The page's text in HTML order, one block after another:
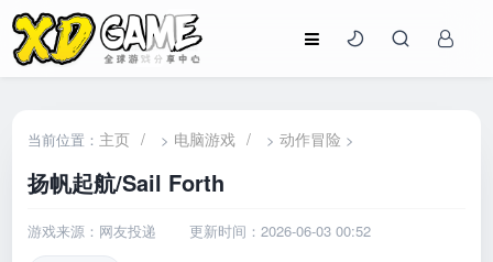
当前位置： 主页 / > 电脑游戏 / >动作冒险 >
扬帆起航/Sail Forth
游戏来源：网友投递 更新时间：2026-06-03 00:52